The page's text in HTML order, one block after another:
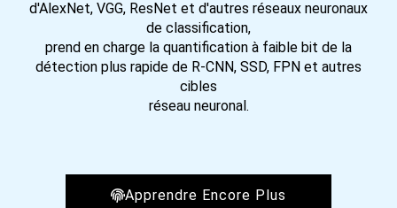
d'AlexNet, VGG, ResNet et d'autres réseaux neuronaux
de classification,
prend en charge la quantification à faible bit de la
détection plus rapide de R-CNN, SSD, FPN et autres
cibles
réseau neuronal.
Apprendre Encore Plus